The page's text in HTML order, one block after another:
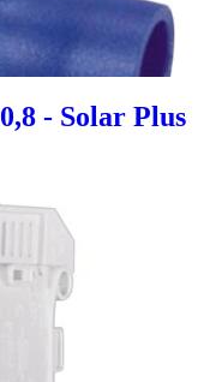
- Solar Plus